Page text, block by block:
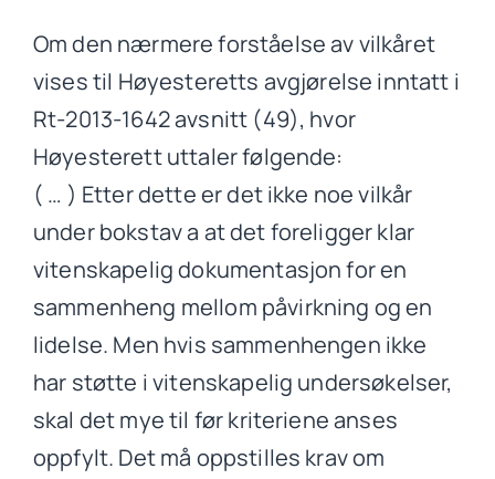
Om den nærmere forståelse av vilkåret
vises til Høyesteretts avgjørelse inntatt i
Rt-2013-1642 avsnitt (49), hvor
Høyesterett uttaler følgende:
( … ) Etter dette er det ikke noe vilkår
under bokstav a at det foreligger klar
vitenskapelig dokumentasjon for en
sammenheng mellom påvirkning og en
lidelse. Men hvis sammenhengen ikke
har støtte i vitenskapelig undersøkelser,
skal det mye til før kriteriene anses
oppfylt. Det må oppstilles krav om